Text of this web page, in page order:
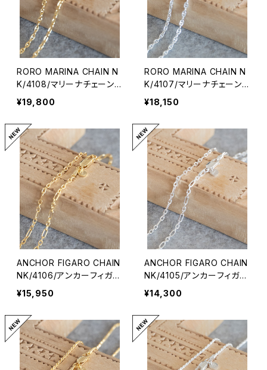
RORO MARINA CHAIN N
K/4108/マリーナチェーンネ
ックレス
¥19,800
RORO MARINA CHAIN N
K/4107/マリーナチェーンネ
ックレス
¥18,150
ANCHOR FIGARO CHAIN
NK/4106/アンカーフィガロ
チェーンネックレス
¥15,950
ANCHOR FIGARO CHAIN
NK/4105/アンカーフィガロ
チェーンネックレス
¥14,300